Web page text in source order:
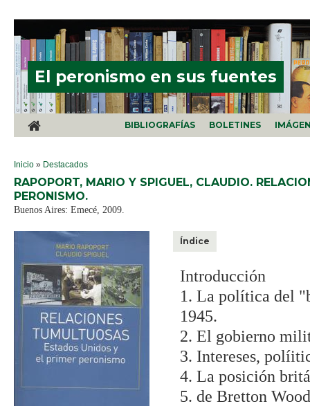
El peronismo en sus fuentes
BIBLIOGRAFÍAS BOLETINES
SE ENCUENTRA USTED AQUÍ
Inicio » Destacados
RAPOPORT, MARIO Y SPIGUEL, CLAUDIO.
PERONISMO.
Buenos Aires: Emecé, 2009.
Índice
Introducción
1. La política del
1945.
2. El gobierno
3. Intereses,
4. La posición
5. de Bretton